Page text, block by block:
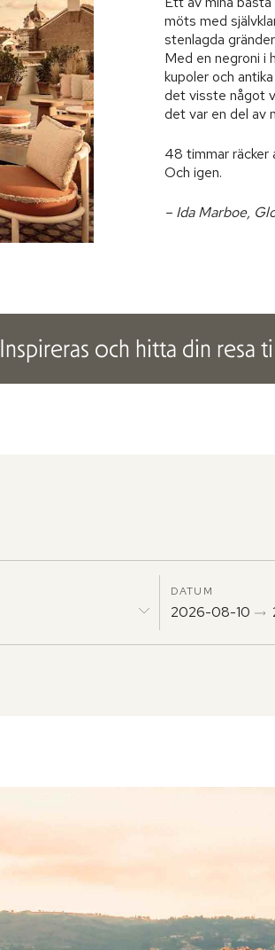
möts med
stenlagda
Med en negroni i
kupoler och
det visste något
det var en del av
48 timmar räcker
Och igen.
– Ida Marboe,
Inspireras och hitta din resa
DATUM
2026-08-10